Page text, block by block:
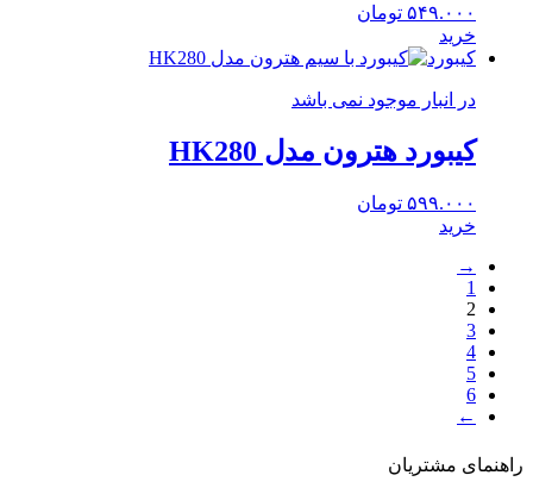
۵۴۹.۰۰۰ تومان
خرید
کیبورد
در انبار موجود نمی باشد
کیبورد هترون مدل HK280
۵۹۹.۰۰۰ تومان
خرید
→
1
2
3
4
5
6
←
راهنمای مشتریان